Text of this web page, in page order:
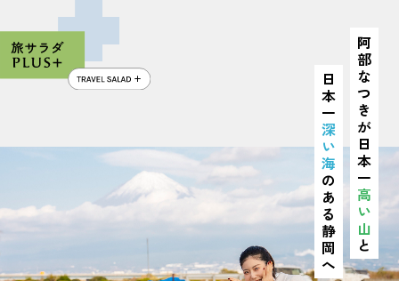
日
本
一
深
い
海
の
あ
る
静
岡
へ
阿
部
な
つ
き
が
日
本
一
高
い
山
と